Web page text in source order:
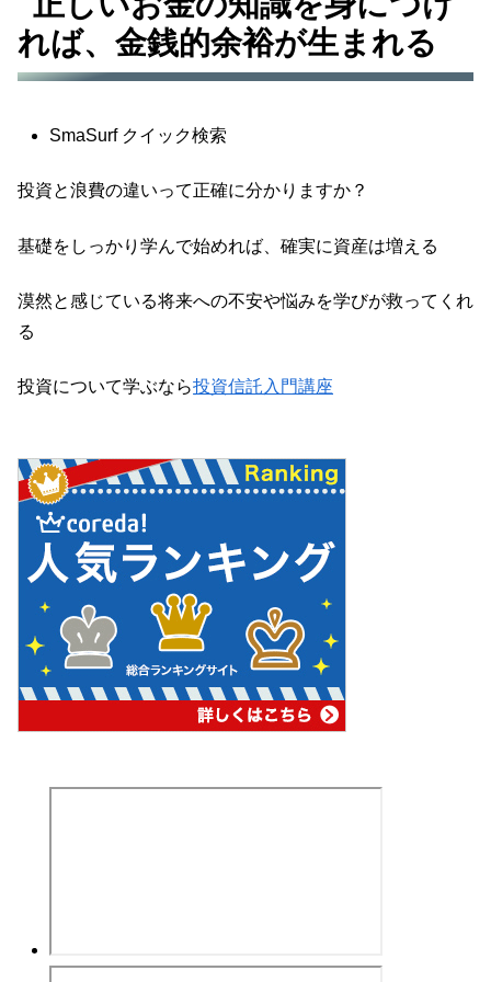
れば、金銭的余裕が生まれる
SmaSurf クイック検索
投資と浪費の違いって正確に分かりますか？
基礎をしっかり学んで始めれば、確実に資産は増える
漠然と感じている将来への不安や悩みを学びが救ってくれ
る
投資について学ぶなら投資信託入門講座